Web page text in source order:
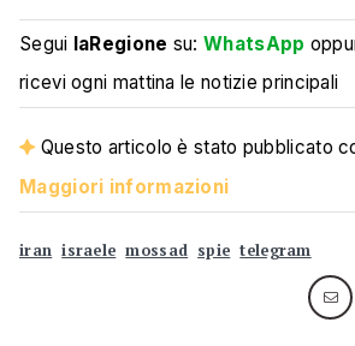
Segui laRegione su:WhatsApp
ricevi ogni mattina le notizie principali
Questo articolo è stato pubblicato
Maggiori informazioni
iran israele mossad spie telegram